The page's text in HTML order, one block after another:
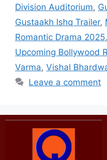
Division Auditorium,
Gustaakh Ishq Trailer,
Romantic Drama 2025,
Upcoming Bollywood
Varma, Vishal
Leave a comment